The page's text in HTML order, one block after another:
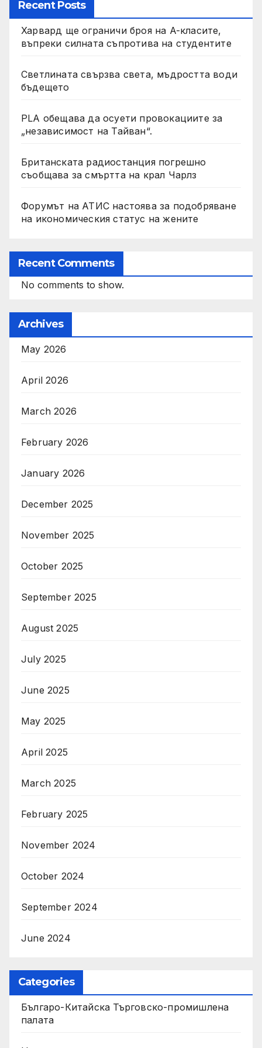
Recent Posts
Харвард ще ограничи броя на A-класите,
въпреки силната съпротива на студентите
Светлината свързва света, мъдростта води
бъдещето
PLA обещава да осуети провокациите за
„независимост на Тайван“.
Британската радиостанция погрешно
съобщава за смъртта на крал Чарлз
Форумът на АТИС настоява за подобряване
на икономическия статус на жените
Recent Comments
No comments to show.
Archives
May 2026
April 2026
March 2026
February 2026
January 2026
December 2025
November 2025
October 2025
September 2025
August 2025
July 2025
June 2025
May 2025
April 2025
March 2025
February 2025
November 2024
October 2024
September 2024
June 2024
Categories
Българо-Китайска Търговско-промишлена
палaта